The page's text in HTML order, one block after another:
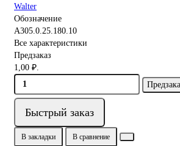
Walter
Обозначение
A305.0.25.180.10
Все характеристики
Предзаказ
1,00 ₽.
Быстрый заказ
В закладки В сравнение